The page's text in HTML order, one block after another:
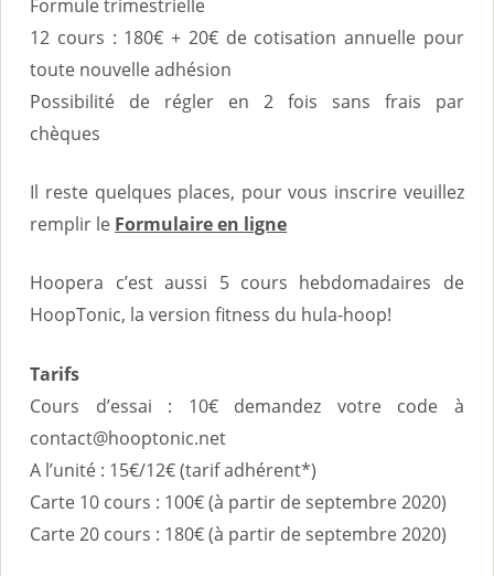
Formule trimestrielle
12 cours : 180€ + 20€ de cotisation annuelle pour
toute nouvelle adhésion
Possibilité de régler en 2 fois sans frais par
chèques
Il reste quelques places, pour vous inscrire veuillez
remplir le Formulaire en ligne
Hoopera c’est aussi 5 cours hebdomadaires de
HoopTonic, la version fitness du hula-hoop!
Tarifs
Cours d’essai : 10€ demandez votre code à
contact@hooptonic.net
A l’unité : 15€/12€ (tarif adhérent*)
Carte 10 cours : 100€ (à partir de septembre 2020)
Carte 20 cours : 180€ (à partir de septembre 2020)